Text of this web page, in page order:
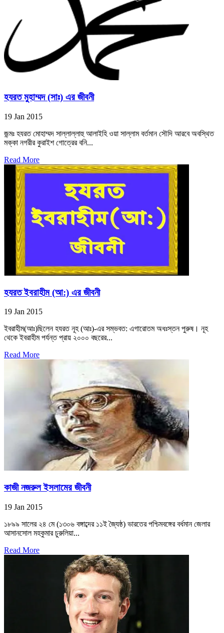
হযরত মুহাম্মদ (সাঃ) এর জীবনী
19 Jan 2015
জন্মঃ হযরত মোহাম্মদ সাল্লাল্লাহু আলাইহি ওয়া সাল্লাম বর্তমান সৌদি আরবে অবস্থিত
মক্কা নগরীর কুরাইশ গোত্রের বনি...
Read More
হযরত ইবরাহীম (আ:) এর জীবনী
19 Jan 2015
ইবরাহীম(আঃ)ছিলেন হযরত নূহ (আঃ)-এর সম্ভবত: এগারোতম অধঃস্তন পুরুষ। নূহ
থেকে ইবরাহীম পর্যন্ত প্রায় ২০০০ বছরের...
Read More
কাজী নজরুল ইসলামের জীবনী
19 Jan 2015
১৮৯৯ সালের ২৪ মে (১৩০৬ বঙ্গাব্দের ১১ই জ্যৈষ্ঠ) ভারতের পশ্চিমবঙ্গের বর্ধমান জেলার
আসানসোল মহকুমার চুরুলিয়া...
Read More